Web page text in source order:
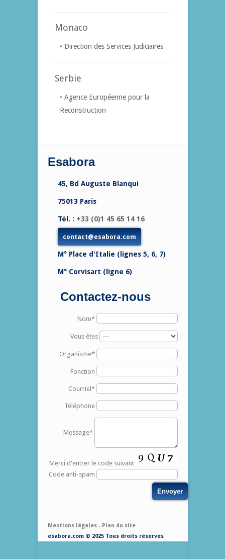
Monaco
Direction des Services Judiciaires
Serbie
Agence Européenne pour la
Reconstruction
Esabora
45, Bd Auguste Blanqui
75013 Paris
Tél. : +33 (0)1 45 65 14 16
contact@esabora.com
M° Place d'Italie (lignes 5, 6, 7)
M° Corvisart (ligne 6)
Contactez-nous
Nom*
Vous êtes
Organisme*
Fonction
Courriel*
Téléphone
Message*
Merci d'entrer le code suivant
Code anti-spam
Mentions légales- Plan du site
esabora.com © 2025 Tous droits réservés